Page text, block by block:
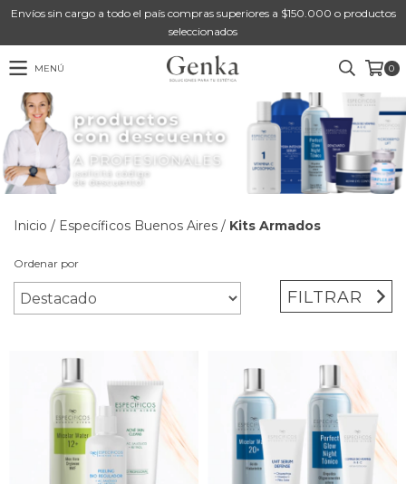
Envíos sin cargo a todo el país compras superiores a $150.000 o productos
seleccionados
MENÚ 0
Inicio / Específicos Buenos Aires / Kits Armados
Ordenar por
FILTRAR